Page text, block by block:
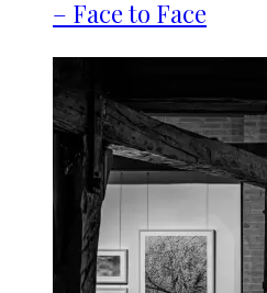
– Face to Face